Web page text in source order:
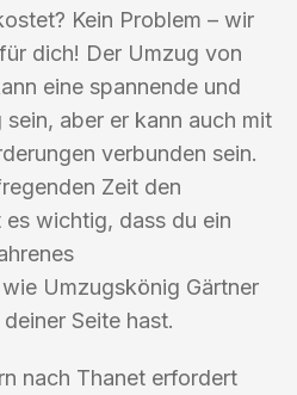
Kein Problem – wir
dich! Der Umzug von
eine spannende und
aber er kann auch mit
verbunden sein.
Zeit den
wichtig, dass du ein
wie Umzugskönig Gärtner
Seite hast.
nach Thanet erfordert